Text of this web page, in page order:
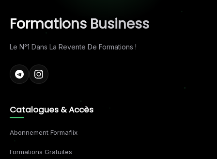
Formations Business
Le N°1 Dans La Revente De Formations !
Catalogues & Accès
Abonnement Formaflix
Formations Gratuites